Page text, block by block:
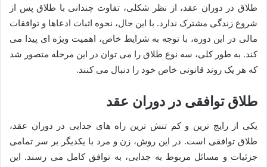
طلاق در دوران عقد، از نظر شکلی، تفاوت چندانی با طلاق پس از
شروع زندگی مشترک ندارد. با این حال، نحوه اثبات ادعاها و توافقات
مالی در این دوره، با توجه به شرایط خاص، اهمیت ویژه ای پیدا می
کند. به طور کلی، سه نوع طلاق را می توان در این مرحله متصور شد
که هر یک روند قانونی خاص خود را دنبال می کنند.
طلاق توافقی در دوران عقد
یکی از رایج ترین و کم تنش ترین راه های جدایی در دوران عقد،
طلاق توافقی است. در این روش، زن و مرد با یکدیگر بر سر تمامی
جزئیات و مسائل مربوط به جدایی، به توافق کامل می رسند. این